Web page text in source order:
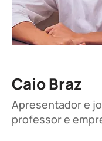
Caio Braz
Apresentador e
professor e